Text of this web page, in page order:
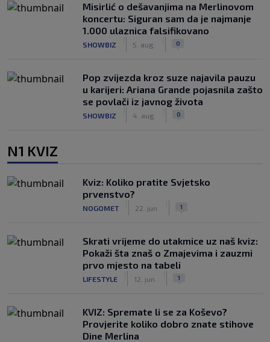
Misirlić o dešavanjima na Merlinovom
koncertu: Siguran sam da je najmanje
1.000 ulaznica falsifikovano
SHOWBIZ 5. aug. 0
Pop zvijezda kroz suze najavila pauzu
u karijeri: Ariana Grande pojasnila zašto
se povlači iz javnog života
SHOWBIZ 4. aug. 0
N1 KVIZ
Kviz: Koliko pratite Svjetsko
prvenstvo?
NOGOMET 22. jun. 1
Skrati vrijeme do utakmice uz naš kviz:
Pokaži šta znaš o Zmajevima i zauzmi
prvo mjesto na tabeli
LIFESTYLE 12. jun. 1
KVIZ: Spremate li se za Koševo?
Provjerite koliko dobro znate stihove
Dine Merlina